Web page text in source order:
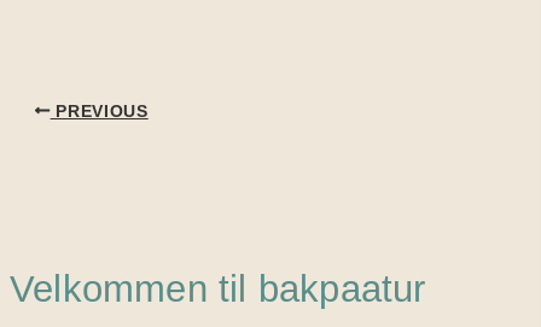
PREVIOUS
Velkommen til bakpaatur